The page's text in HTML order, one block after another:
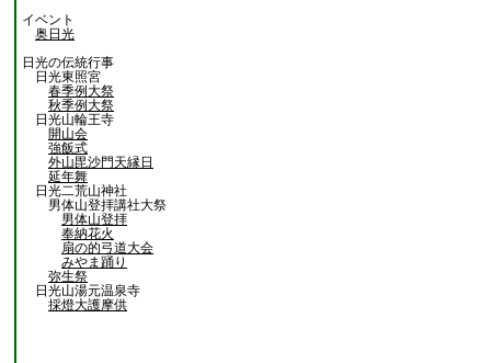
イベント
奥日光
日光の伝統行事
日光東照宮
春季例大祭
秋季例大祭
日光山輪王寺
開山会
強飯式
外山毘沙門天縁日
延年舞
日光二荒山神社
男体山登拝講社大祭
男体山登拝
奉納花火
扇の的弓道大会
みやま踊り
弥生祭
日光山湯元温泉寺
採燈大護摩供